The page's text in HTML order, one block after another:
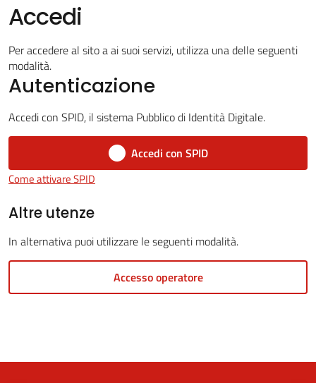
Vivere
Casalfiumanese
5x1000
Servizi
line
Tutti
argomenti
Accedi
Per accedere al sito a ai suoi servizi, utilizza una delle seguenti
modalità.
Autenticazione
Accedi con SPID, il sistema Pubblico di Identità Digitale.
Accedi con SPID
Come attivare SPID
Altre utenze
In alternativa puoi utilizzare le seguenti modalità.
Accesso operatore